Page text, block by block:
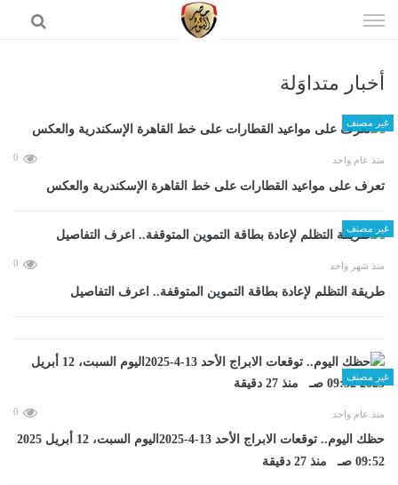
الى
أخبار متداوَلة
غير مصنف
منذ عام واحد 0
تعرف على مواعيد القطارات على خط القاهرة الإسكندرية والعكس
غير مصنف
منذ شهر واحد 0
طريقة التظلم لإعادة بطاقة التموين المتوقفة.. اعرف التفاصيل
غير مصنف
منذ عام واحد 0
حظك اليوم.. توقعات الابراج الأحد 13-4-2025اليوم السبت، 12 أبريل 2025
09:52 صـ منذ 27 دقيقة